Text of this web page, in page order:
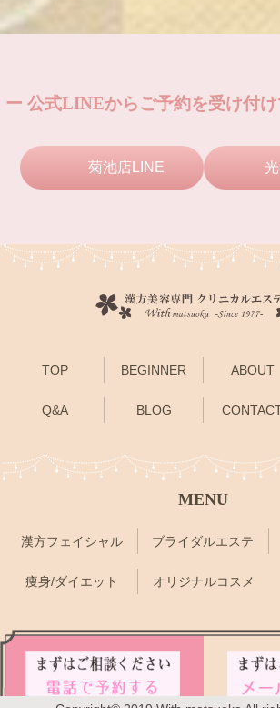
ー 公式LINEからご予約を受け付
菊池店LINE
TOP BEGINNER ABOUT
Q&A BLOG
MENU
漢方フェイシャル ブライダルエステ
痩身/ダイエット オリジナルコスメ